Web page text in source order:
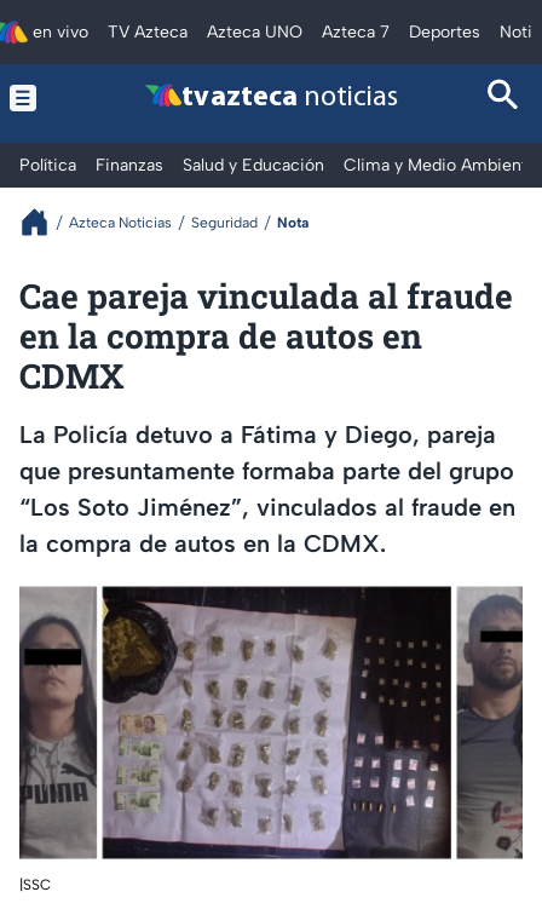
en vivo TV Azteca Azteca UNO Azteca 7 Deportes
tv azteca noticias
Política Finanzas Salud y Educación Clima y Medio Ambiente
Azteca Noticias Seguridad Nota
Cae pareja vinculada al fraude
en la compra de autos en
CDMX
La Policía detuvo a Fátima y Diego, pareja
que presuntamente formaba parte del grupo
“Los Soto Jiménez”, vinculados al fraude en
la compra de autos en la CDMX.
|SSC